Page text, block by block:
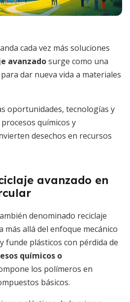
cada vez más soluciones
avanzadosurge como una
dar nueva vida a materiales
oportunidades, tecnologías y
químicos y
desechos en recursos
avanzado en
denominado reciclaje
más allá del enfoque mecánico
funde plásticos con pérdida de
químicos o
los polímeros en
básicos.